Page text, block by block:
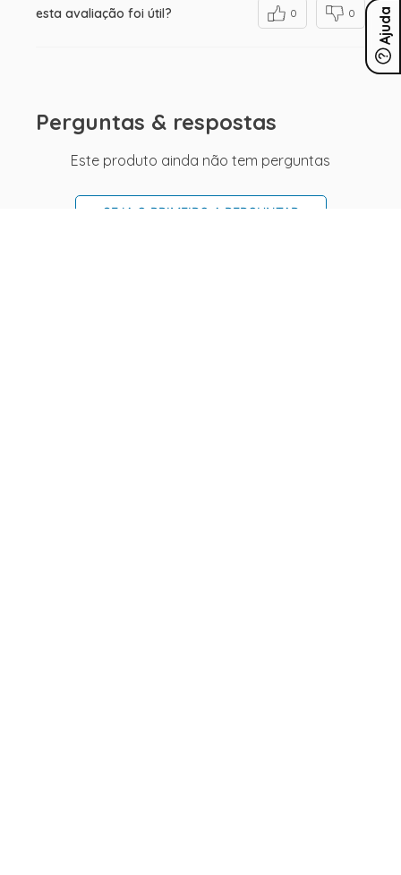
esta avaliação foi útil? 0 0
Perguntas & respostas
Este produto ainda não tem perguntas
SEJA O PRIMEIRO A PERGUNTAR
Ajuda